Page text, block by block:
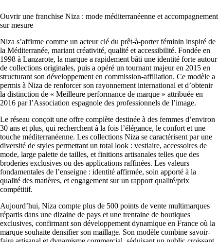
Ouvrir une franchise Niza : mode méditerranéenne et accompagnement
sur mesure
Niza s’affirme comme un acteur clé du prêt-à-porter féminin inspiré de
la Méditerranée, mariant créativité, qualité et accessibilité. Fondée en
1998 à Lanzarote, la marque a rapidement bâti une identité forte autour
de collections originales, puis a opéré un tournant majeur en 2015 en
structurant son développement en commission-affiliation. Ce modèle a
permis à Niza de renforcer son rayonnement international et d’obtenir
la distinction de « Meilleure performance de marque » attribuée en
2016 par l’Association espagnole des professionnels de l’image.
Le réseau conçoit une offre complète destinée à des femmes d’environ
30 ans et plus, qui recherchent à la fois l’élégance, le confort et une
touche méditerranéenne. Les collections Niza se caractérisent par une
diversité de styles permettant un total look : vestiaire, accessoires de
mode, large palette de tailles, et finitions artisanales telles que des
broderies exclusives ou des applications raffinées. Les valeurs
fondamentales de l’enseigne : identité affirmée, soin apporté à la
qualité des matières, et engagement sur un rapport qualité/prix
compétitif.
Aujourd’hui, Niza compte plus de 500 points de vente multimarques
répartis dans une dizaine de pays et une trentaine de boutiques
exclusives, confirmant son développement dynamique en France où la
marque souhaite densifier son maillage. Son modèle combine savoir-